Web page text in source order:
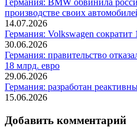
Германия: BMW обвинила
производстве своих
14.07.2026
Германия: Volkswagen сократит
30.06.2026
Германия: правительство
18 млрд. евро
29.06.2026
Германия: разработан
15.06.2026
Добавить комментарий